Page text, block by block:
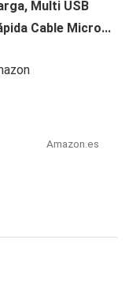
Multi USB
Cable Micro...
Amazon.es